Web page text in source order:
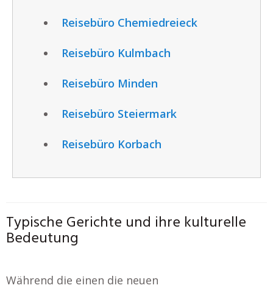
Reisebüro Chemiedreieck
Reisebüro Kulmbach
Reisebüro Minden
Reisebüro Steiermark
Reisebüro Korbach
Typische Gerichte und ihre kulturelle
Bedeutung
Während die einen die neuen